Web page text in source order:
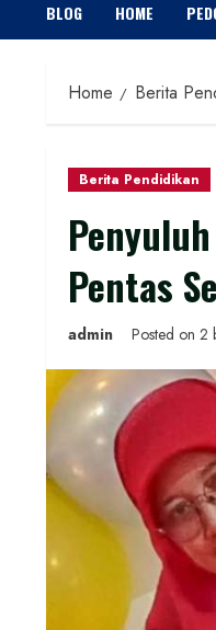
BLOG HOME
Home Berita
Berita Pendidikan
Pentas
admin Posted on 2